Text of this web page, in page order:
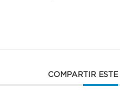
COMPARTIR